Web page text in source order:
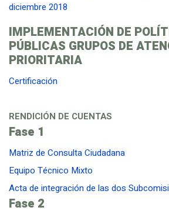
diciembre 2018
IMPLEMENTACIÓN DE
PÚBLICAS GRUPOS DE
PRIORITARIA
Certificación
RENDICIÓN DE CUENTAS
Fase 1
Matriz de Consulta Ciudadana
Equipo Técnico Mixto
Acta de integración de las dos
Fase 2